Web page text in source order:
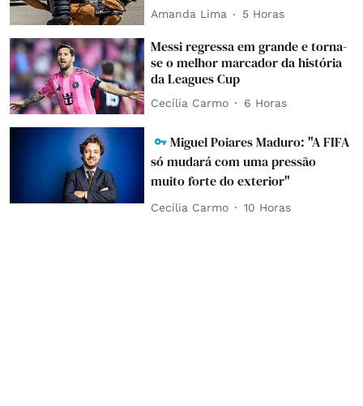
Amanda Lima 5 Horas
Messi regressa em grande e torna-
se o melhor marcador da história
da Leagues Cup
Cecília Carmo 6 Horas
Miguel Poiares Maduro: "A FIFA
só mudará com uma pressão
muito forte do exterior"
Cecília Carmo 10 Horas